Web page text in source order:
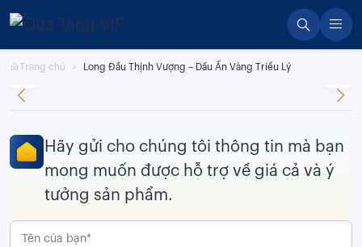
Skip
content
Trang chủ Long Đầu Thịnh Vượng – Dấu Ấn Vàng Triều Lý
Hãy gửi cho chúng tôi thông tin mà bạn
mong muốn được hỗ trợ về giá cả và ý
tưởng sản phẩm.